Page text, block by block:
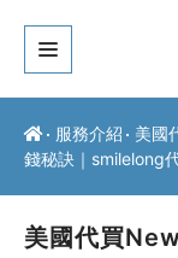
關於我們
服務介紹
服務介紹 美國
錢秘訣｜smilelong
美國代買